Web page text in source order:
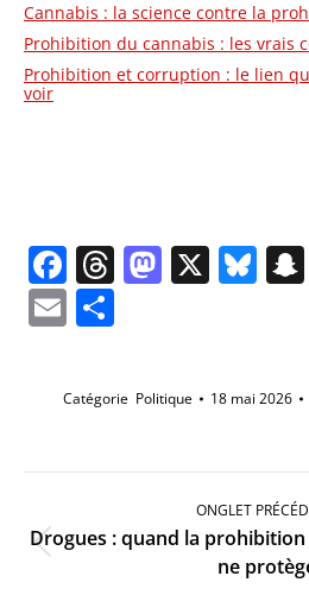
Cannabis : la science contre la
Prohibition du cannabis : les vrais
Prohibition et corruption : le lien
voir
Facebook
Threads
X
Email
Catégorie Politique 18 mai 2026
Navigation
ONGLET
Drogues : quand la prohibition
ne